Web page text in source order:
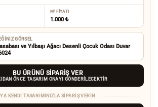
M² FIYATI
1.000 ₺
GÖRSEL
ve Yılbaşı Ağacı Desenli Çocuk Odası Duvar
BU ÜRÜNÜ SIPARIŞ VER
ÖNCE TASARIM ONAYI GÖNDERILECEKTIR
KENDI TASARIMINIZLA SIPARIŞ VERIN